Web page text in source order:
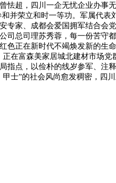
超，四川一企无忧企业办事
并荣立和时一等功。军属代
家、成都会爱国拥军结合会
总司理苏秀蓉，每一份苦守
正在新时代不竭焕发新的生
在富森美家居城北建材市场党
点，以俭朴的线岁参军、注
士”的社会风尚愈发稠密，四